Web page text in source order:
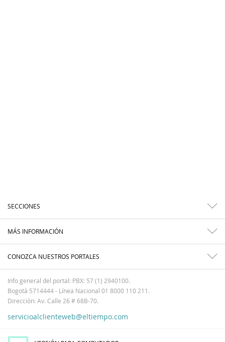
SECCIONES
MÁS INFORMACIÓN
CONOZCA NUESTROS PORTALES
Info general del portal: PBX: 57 (1) 2940100.
Bogotá 5714444 - Línea Nacional 01 8000 110 211.
Dirección: Av. Calle 26 # 68B-70.
servicioalclienteweb@eltiempo.com